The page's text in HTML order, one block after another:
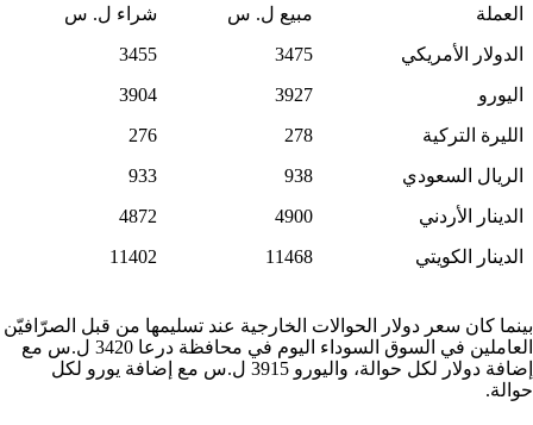
العملة مبيع ل. س
شراء ل. س
الدولار الأمريكي
3475
3455
اليورو
3927
3904
الليرة التركية
278
276
الريال السعودي
938
933
الدينار الأردني
4900
4872
الدينار الكويتي
11468
11402
بينما كان سعر دولار الحوالات الخارجية عند تسليمها من قبل الصرّافيّن
العاملين في السوق السوداء اليوم في محافظة درعا 3420 ل.س مع
إضافة دولار لكل حوالة، واليورو 3915 ل.س مع إضافة يورو لكل
حوالة.